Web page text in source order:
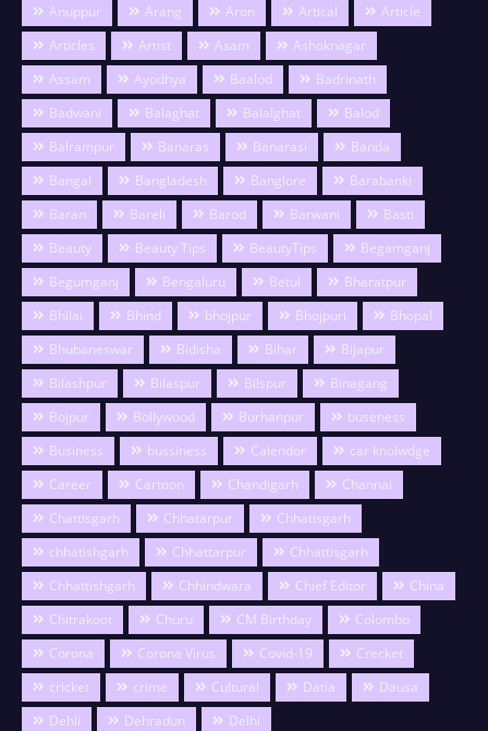
Anuppur Arang Aron Artical
Article
Articles
Artist Asam
Ashoknagar
Assam
Ayodhya Baalod
Badrinath
Badwani
Balaghat Balalghat
Balod
Balrampur
Banaras Banarasi
Banda
Bangal
Bangladesh Banglore
Barabanki
Baran
Bareli Barod Barwani
Basti
Beauty
Beauty Tips BeautyTips
Begamganj
Begumganj
Bengaluru Betul
Bharatpur
Bhilai
Bhind bhojpur Bhojpuri
Bhopal
Bhubaneswar
Bidisha Bihar
Bijapur
Bilashpur
Bilaspur Bilspur
Binagang
Bojpur
Bollywood Burhanpur
buseness
Business
bussiness Calendor
car knolwdge
Career
Cartoon Chandigarh
Channai
Chattisgarh
Chhatarpur
Chhatisgarh
chhatishgarh
Chhattarpur
Chhattisgarh
Chhattishgarh
Chhindwara Chief Editor
China
Chitrakoot
Churu CM Birthday
Colombo
Corona
Corona Virus Covid-19
Crecket
cricket
crime Cultural Datia
Dausa
Dehli
Dehradun
Delhi